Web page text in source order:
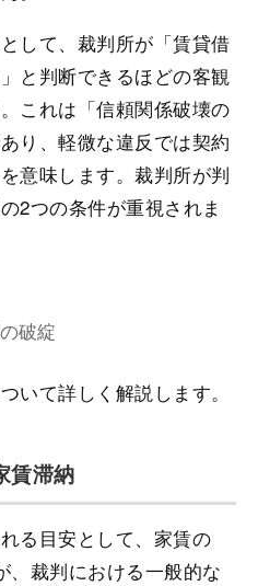
して、裁判所が「賃貸借
と判断できるほどの客観
これは「信頼関係破壊の
り、軽微な違反では契約
意味します。裁判所が判
2つの条件が重視されま
破綻
いて詳しく解説します。
賃滞納
る目安として、家賃の
、裁判における一般的な